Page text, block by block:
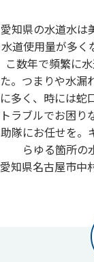
愛知県の水道水は
水道使用量が多く
こ数年で頻繁に
た。つまりや水漏
に多く、時には蛇
トラブルでお困
助隊にお任せを。
らゆる箇所の
愛知県名古屋市中